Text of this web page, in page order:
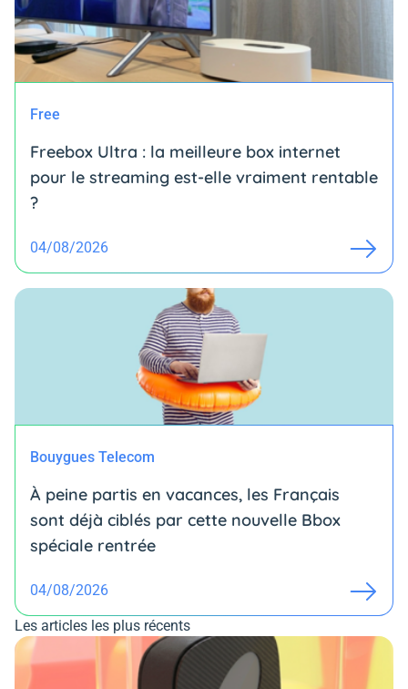
Free
Freebox Ultra : la meilleure box internet
pour le streaming est-elle vraiment rentable
?
04/08/2026
Bouygues Telecom
À peine partis en vacances, les Français
sont déjà ciblés par cette nouvelle Bbox
spéciale rentrée
04/08/2026
Les articles les plus récents